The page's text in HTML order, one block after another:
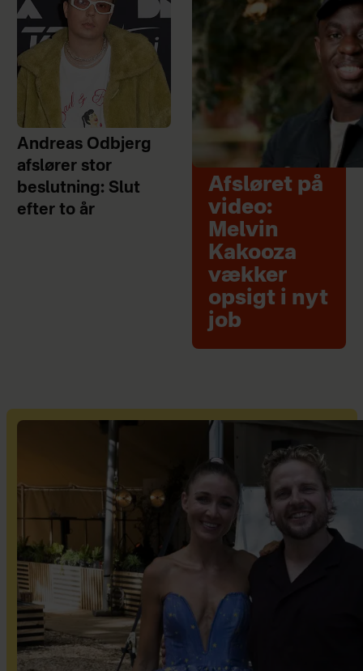
Andreas Odbjerg
afslører stor
beslutning: Slut
efter to år
Afsløret på
video:
Melvin
Kakooza
vækker
opsigt i nyt
job